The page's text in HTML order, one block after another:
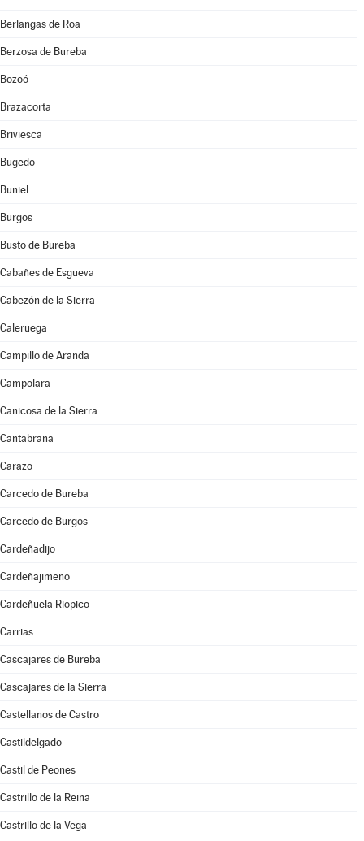
Berlangas de Roa
Berzosa de Bureba
Bozoó
Brazacorta
Briviesca
Bugedo
Buniel
Burgos
Busto de Bureba
Cabañes de Esgueva
Cabezón de la Sierra
Caleruega
Campillo de Aranda
Campolara
Canicosa de la Sierra
Cantabrana
Carazo
Carcedo de Bureba
Carcedo de Burgos
Cardeñadijo
Cardeñajimeno
Cardeñuela Riopico
Carrias
Cascajares de Bureba
Cascajares de la Sierra
Castellanos de Castro
Castildelgado
Castil de Peones
Castrillo de la Reina
Castrillo de la Vega